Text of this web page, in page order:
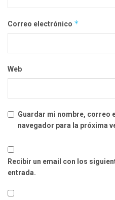
Correo electrónico *
Web
Guardar mi nombre, correo
navegador para la próxima
Recibir un email con los
entrada.